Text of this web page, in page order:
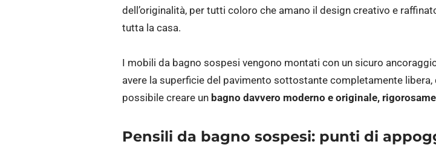
dell’originalità, per tutti coloro che amano il design creativo e
tutta la casa.
I mobili da bagno sospesi vengono montati con un sicuro
avere la superficie del pavimento sottostante completamente
possibile creare un bagno davvero moderno e originale,
Pensili da bagno sospesi: punti di